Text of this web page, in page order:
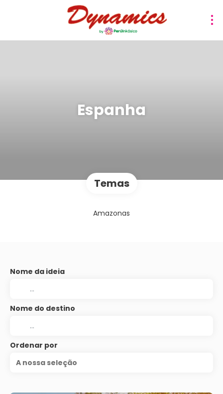
Espanha
Temas
Amazonas
Nome da ideia
Nome do destino
Ordenar por
A nossa seleção